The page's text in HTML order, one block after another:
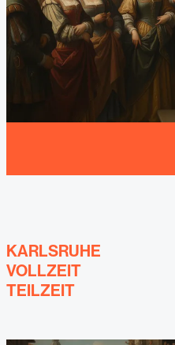
KARLSRUHE
VOLLZEIT